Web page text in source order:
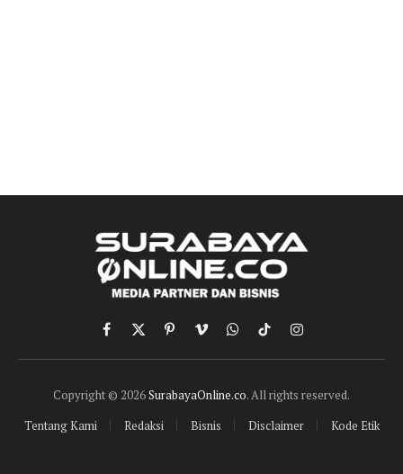
Facebook
X
(Twitter)
PinterestVimeoWhatsApp
TikTokInstagram
Copyright © 2026SurabayaOnline.co. All rights reserved.
Tentang Kami
Redaksi Bisnis Disclaimer Kode Etik